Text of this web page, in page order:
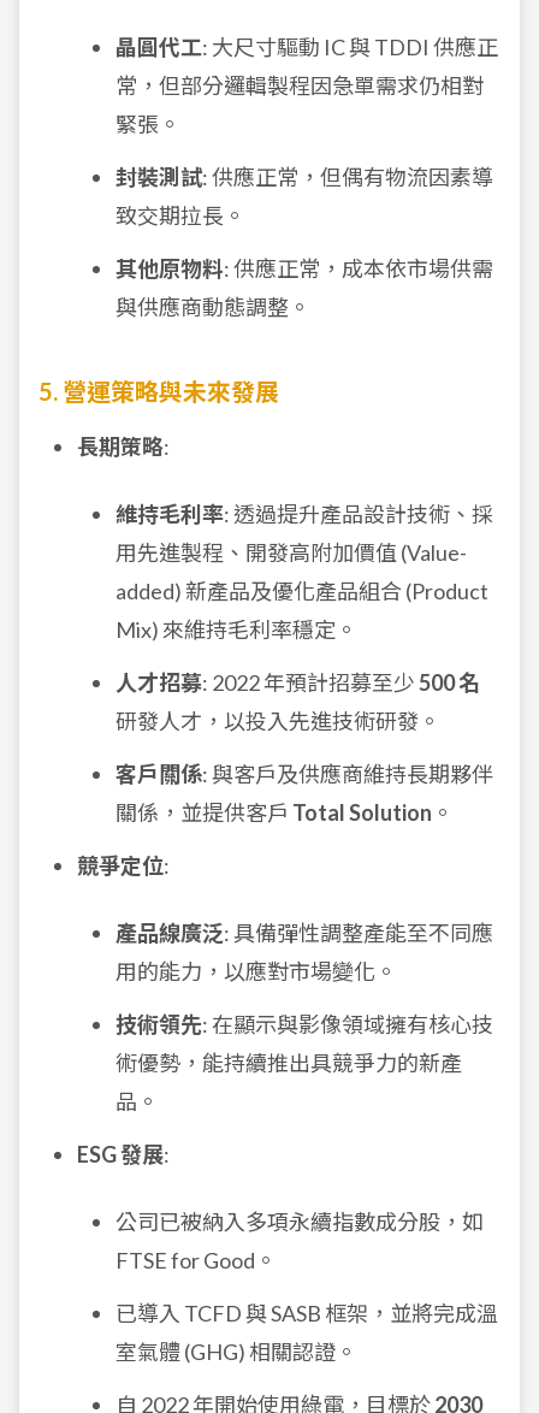
晶圓代工: 大尺寸驅動 IC 與 TDDI 供應正
常，但部分邏輯製程因急單需求仍相對
緊張。
封裝測試: 供應正常，但偶有物流因素導
致交期拉長。
其他原物料: 供應正常，成本依市場供需
與供應商動態調整。
5. 營運策略與未來發展
長期策略:
維持毛利率: 透過提升產品設計技術、採
用先進製程、開發高附加價值 (Value-
added) 新產品及優化產品組合 (Product
Mix) 來維持毛利率穩定。
人才招募: 2022 年預計招募至少500 名
研發人才，以投入先進技術研發。
客戶關係: 與客戶及供應商維持長期夥伴
關係，並提供客戶 Total Solution 。
競爭定位:
產品線廣泛: 具備彈性調整產能至不同應
用的能力，以應對市場變化。
技術領先: 在顯示與影像領域擁有核心技
術優勢，能持續推出具競爭力的新產
品。
ESG 發展:
公司已被納入多項永續指數成分股，如
FTSE for Good。
已導入 TCFD 與 SASB 框架，並將完成溫
室氣體 (GHG) 相關認證。
自 2022 年開始使用綠電，目標於2030